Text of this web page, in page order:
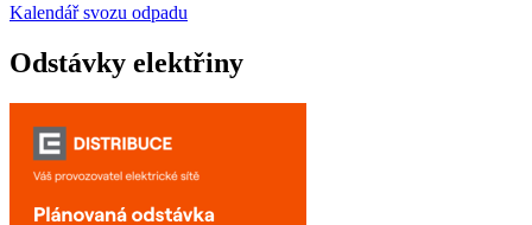
Kalendář svozu odpadu
Odstávky elektřiny